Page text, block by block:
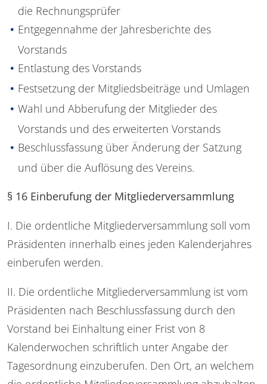
die Rechnungsprüfer
Entgegennahme der Jahresberichte des
Vorstands
Entlastung des Vorstands
Festsetzung der Mitgliedsbeiträge und Umlagen
Wahl und Abberufung der Mitglieder des
Vorstands und des erweiterten Vorstands
Beschlussfassung über Änderung der Satzung
und über die Auflösung des Vereins.
§ 16 Einberufung der Mitgliederversammlung
I. Die ordentliche Mitgliederversammlung soll vom
Präsidenten innerhalb eines jeden Kalenderjahres
einberufen werden.
II. Die ordentliche Mitgliederversammlung ist vom
Präsidenten nach Beschlussfassung durch den
Vorstand bei Einhaltung einer Frist von 8
Kalenderwochen schriftlich unter Angabe der
Tagesordnung einzuberufen. Den Ort, an welchem